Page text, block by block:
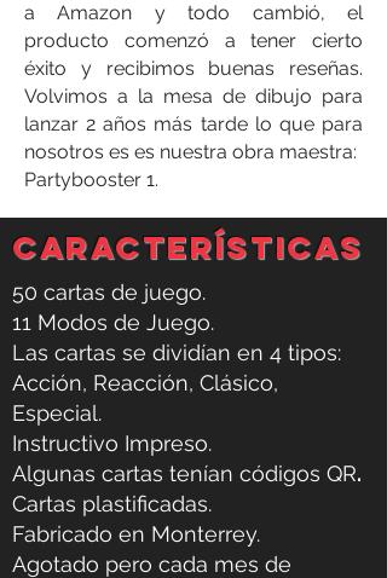
a Amazon y todo cambió, el
producto comenzó a tener cierto
éxito y recibimos buenas reseñas.
Volvimos a la mesa de dibujo para
lanzar 2 años más tarde lo que para
nosotros es es nuestra obra maestra:
Partybooster 1.
características
50 cartas de juego.
11 Modos de Juego.
Las cartas se dividían en 4 tipos:
Acción, Reacción, Clásico,
Especial.
Instructivo Impreso.
Algunas cartas tenían códigos QR.
Cartas plastificadas.
Fabricado en Monterrey.
Agotado pero cada mes de